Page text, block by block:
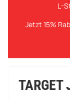
L-
Jetzt 15%
TARGET